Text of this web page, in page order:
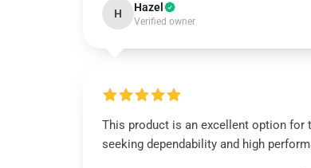
H Hazel
Verified owner
This product is an excellent option for
seeking dependability and high